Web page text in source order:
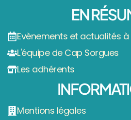
EN
Evènements et actualités à
L'équipe de Cap Sorgues
Les adhérents
Mentions légales